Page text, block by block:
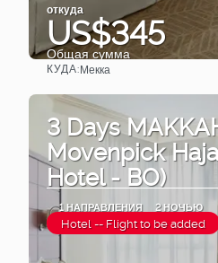
откуда
US$345
Общая сумма
КУДА:Мекка
3 Days
Movenpick
Hotel - BO)
1 НАПРАВЛЕНИЯ 2 НОЧЬЮ
Hotel -- Flight to be added